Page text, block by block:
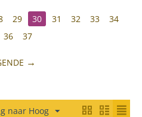
29 30 31 32 33
34
36 37
naar Hoog